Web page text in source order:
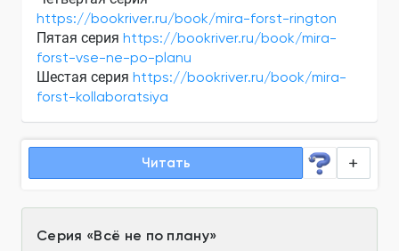
https://bookriver.ru/book/mira-forst-rington
Пятая серия https://bookriver.ru/book/mira-
forst-vse-ne-po-planu
Шестая серия https://bookriver.ru/book/mira-
forst-kollaboratsiya
Читать
Серия «Всё не по плану»